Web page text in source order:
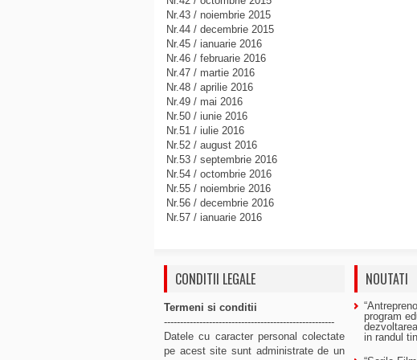
Nr.43 / noiembrie 2015
Nr.44 / decembrie 2015
Nr.45 / ianuarie 2016
Nr.46 / februarie 2016
Nr.47 / martie 2016
Nr.48 / aprilie 2016
Nr.49 / mai 2016
Nr.50 / iunie 2016
Nr.51 / iulie 2016
Nr.52 / august 2016
Nr.53 / septembrie 2016
Nr.54 / octombrie 2016
Nr.55 / noiembrie 2016
Nr.56 / decembrie 2016
Nr.57 / ianuarie 2016
CONDITII LEGALE
Termeni si conditii
-----------------------------------------------------
Datele cu caracter personal colectate
pe acest site sunt administrate de un
NOUTATI
program
in randul